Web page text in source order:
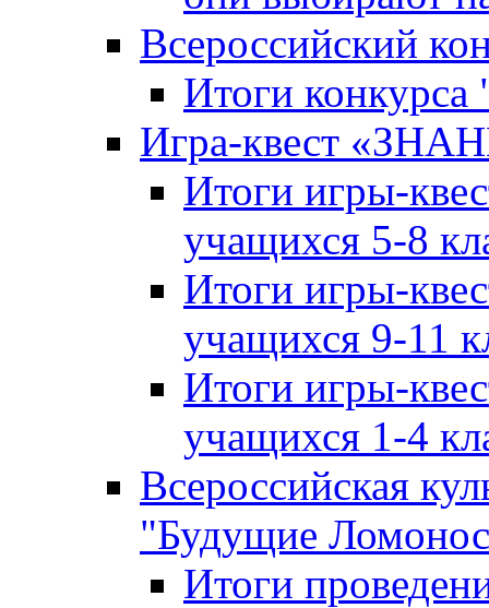
Всероссийский
Итоги
Игра-квест
Итоги игры-
учащихся 5-8
Итоги игры-
учащихся 9-11
Итоги игры-
учащихся 1-4
Всероссийская
"Будущие
Итоги